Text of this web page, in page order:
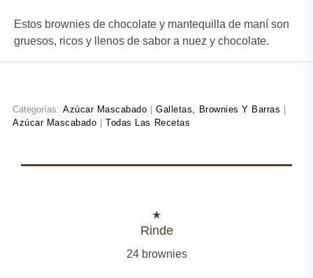
Estos brownies de chocolate y mantequilla de maní son
gruesos, ricos y llenos de sabor a nuez y chocolate.​
Categorías: Azúcar Mascabado Galletas, Brownies Y Barras
Azúcar Mascabado
Todas Las Recetas
Rinde
24 brownies